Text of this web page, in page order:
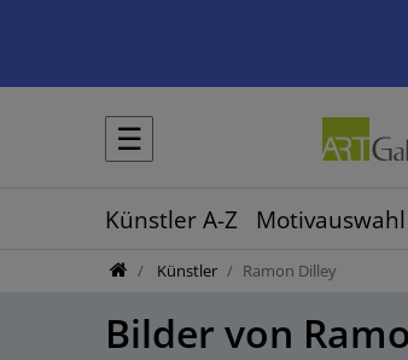
☰
Künstler A-Z Motivauswahl
Künstler Ramon Dilley
Bilder von